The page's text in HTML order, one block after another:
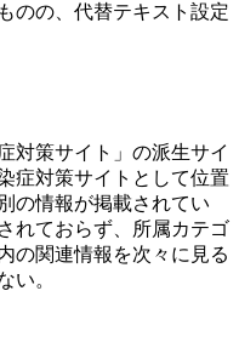
のの、代替テキスト設定
対策サイト」の派生サイ
症対策サイトとして位置
の情報が掲載されてい
れておらず、所属カテゴ
の関連情報を次々に見る
い。